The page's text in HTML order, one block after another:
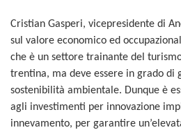
Cristian Gasperi, vicepresidente di
sul valore economico ed
che è un settore trainante del
trentina, ma deve essere in grado di
sostenibilità ambientale. Dunque è
agli investimenti per innovazione
innevamento, per garantire